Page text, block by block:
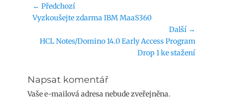
Navigace
pro
← Předchozí
Předchozí
Vyzkoušejte zdarma IBM MaaS360
Další →
Následující
HCL Notes/Domino 14.0 Early Access Program
Drop 1 ke stažení
Napsat komentář
Vaše e-mailová adresa nebude zveřejněna.